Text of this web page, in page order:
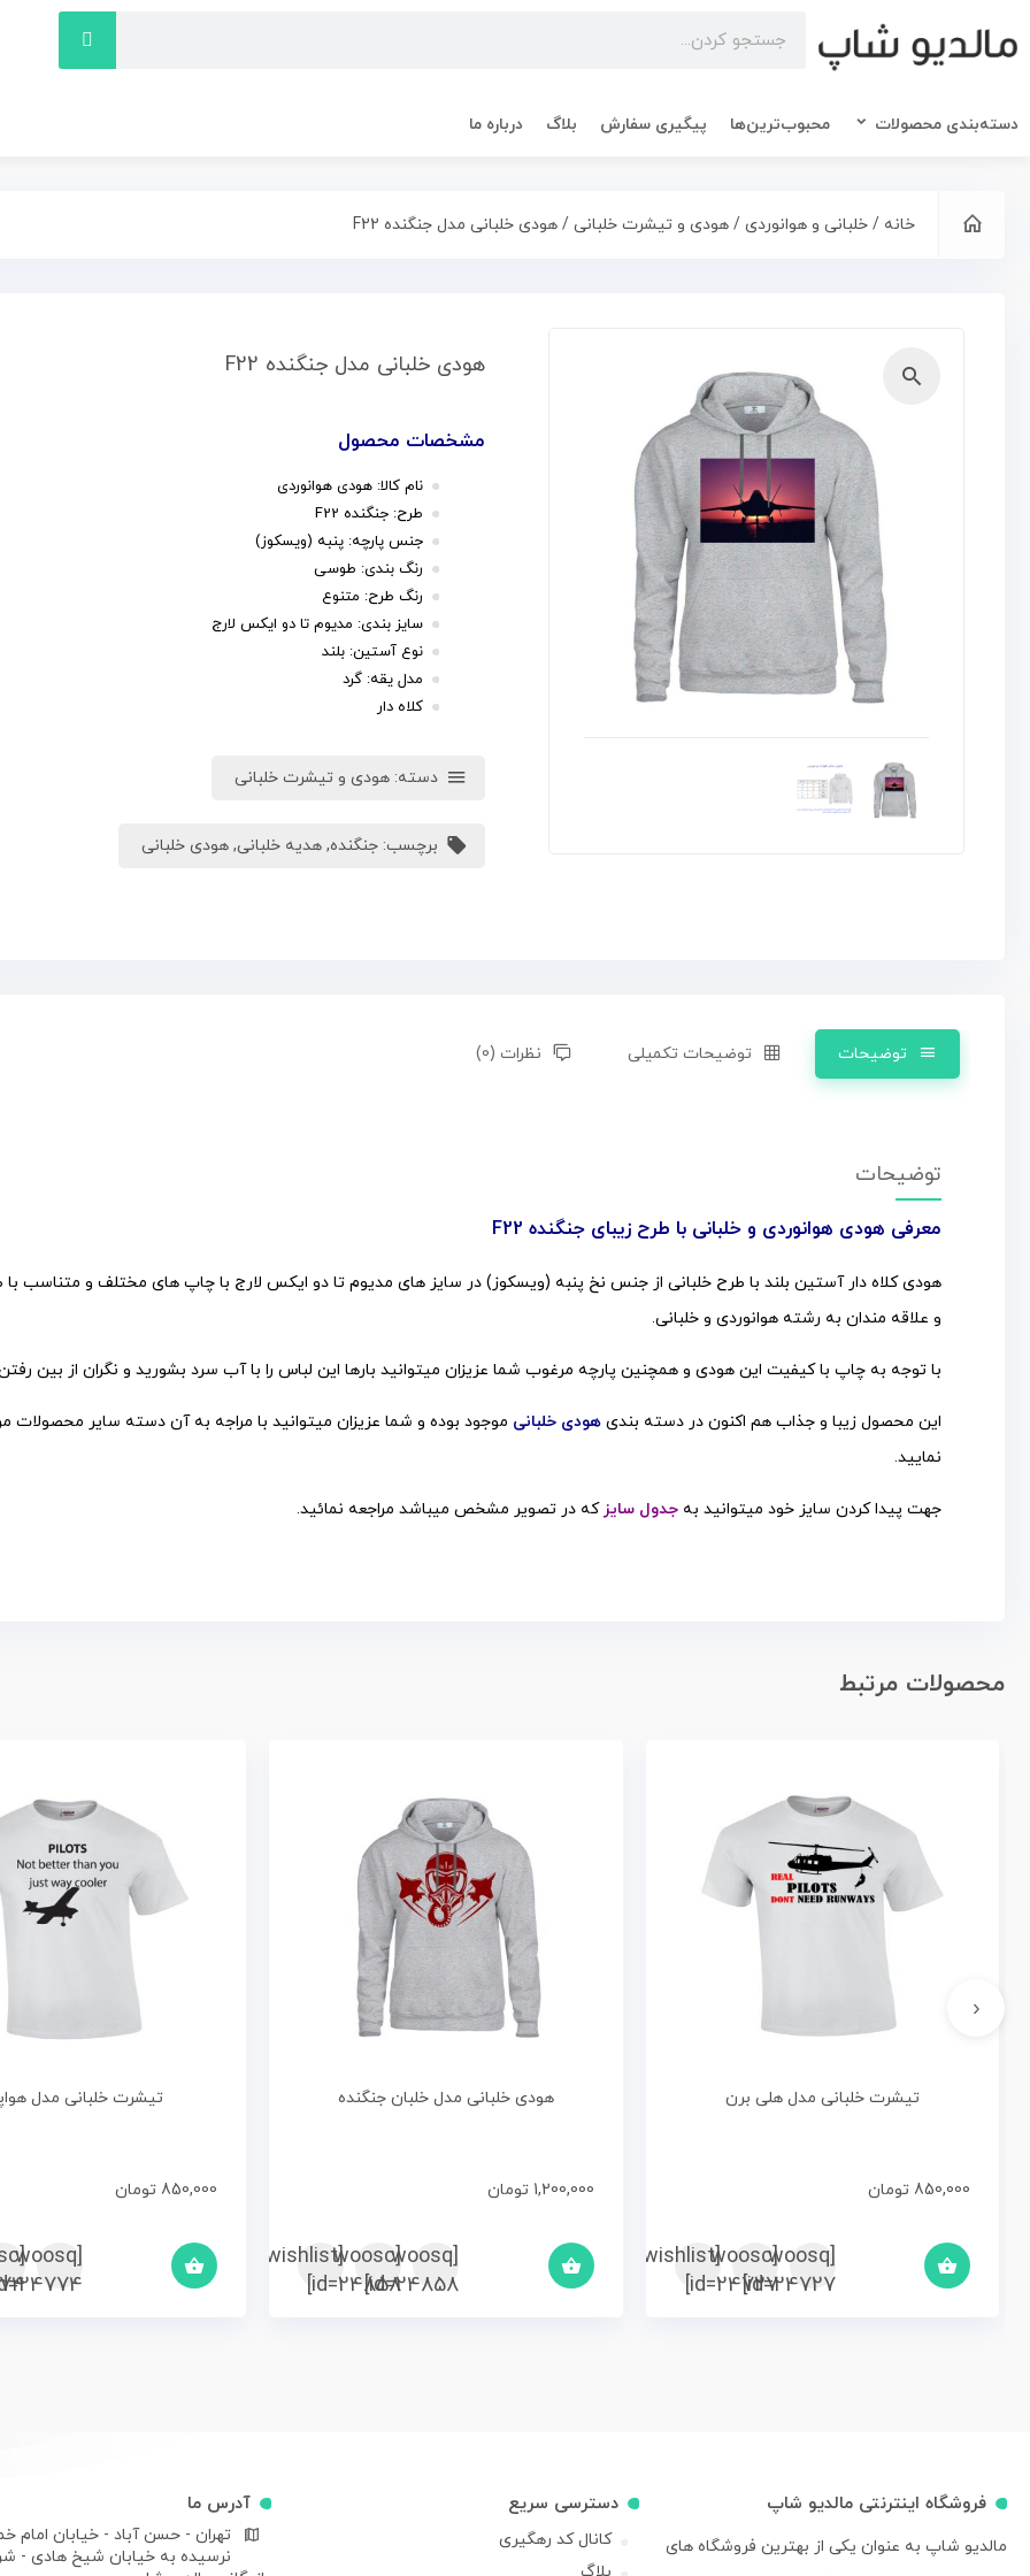
دسته‌بندی محصولات محبوب‌ترین‌ها پیگیری سفارش بلاگ درباره ما
خانه / خلبانی و هوانوردی / هودی و تیشرت خلبانی / هودی خلبانی مدل جنگنده F22
هودی خلبانی مدل جنگنده F22
مشخصات محصول
نام کالا: هودی هوانوردی
طرح: جنگنده F22
جنس پارچه: پنبه (ویسکوز)
رنگ بندی: طوسی
رنگ طرح: متنوع
سایز بندی: مدیوم تا دو ایکس لارج
نوع آستین: بلند
مدل یقه: گرد
کلاه دار
دسته: هودی و تیشرت خلبانی
برچسب: جنگنده, هدیه خلبانی, هودی خلبانی
توضیحات توضیحات تکمیلی نظرات (0)
توضیحات
معرفی هودی هوانوردی و خلبانی با طرح زیبای جنگنده F22
و علاقه مندان به رشته هوانوردی و خلبانی.
با توجه به چاپ با کیفیت این هودی و همچنین پارچه مرغوب شما عزیزان میتوانید بارها این لباس را با آب سرد بشورید و نگران از بین
این محصول زیبا و جذاب هم اکنون در دسته بندی هودی خلبانی موجود بوده و شما عزیزان میتوانید با مراجه به آن دسته سایر محصولات
نمایید.
جهت پیدا کردن سایز خود میتوانید به جدول سایز که در تصویر مشخص میباشد مراجعه نمائید.
محصولات مرتبط
تیشرت خلبانی مدل هلی برن
850,000 تومان
[yith_wcwl_add_to_wishlist]
[woosc
id=24727]
[woosq
id=24727]
هودی خلبانی مدل خلبان جنگنده
1,200,000 تومان
[yith_wcwl_add_to_wishlist]
[woosc
id=24858]
[woosq
id=24858]
تیشرت خلبانی مدل
850,000 تومان
[woosq
‹
فروشگاه اینترنتی مالدیو شاپ
مالدیو شاپ به عنوان یکی از بهترین فروشگاه های
دسترسی سریع
کانال کد رهگیری
آدرس ما
تهران - حسن آباد - خیابان امام
نرسیده به خیابان شیخ هادی -